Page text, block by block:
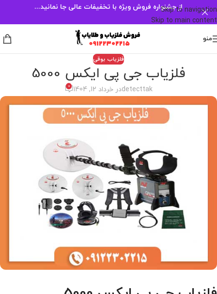
Skip to navigation
Skip to main content
از جشنواره فروش ویژه با تخفیفات عالی جا نمانید...
منو
فلزیاب بوقی
فلزیاب جی پی ایکس 5000
detecttakدر خرداد 12, 1404 0